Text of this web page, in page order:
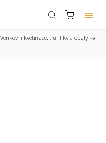
Venkovní květináče, truhlíky a obaly /